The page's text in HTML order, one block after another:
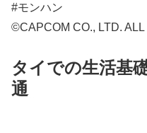
#モンハン
©CAPCOM CO., LTD.
タイでの生活基
通